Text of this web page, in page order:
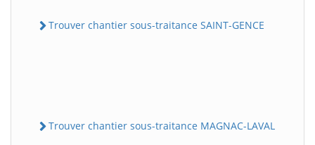
Trouver chantier sous-traitance SAINT-GENCE
Trouver chantier sous-traitance MAGNAC-LAVAL